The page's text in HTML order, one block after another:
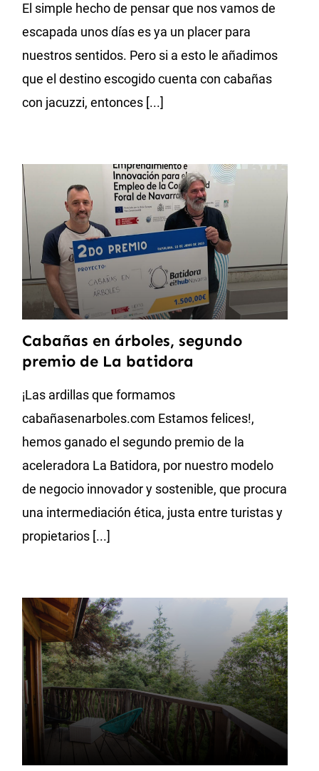
El simple hecho de pensar que nos vamos de
escapada unos días es ya un placer para
nuestros sentidos. Pero si a esto le añadimos
que el destino escogido cuenta con cabañas
con jacuzzi, entonces [...]
Cabañas en árboles, segundo
premio de La batidora
¡Las ardillas que formamos
cabañasenarboles.com Estamos felices!,
hemos ganado el segundo premio de la
aceleradora La Batidora, por nuestro modelo
de negocio innovador y sostenible, que procura
una intermediación ética, justa entre turistas y
propietarios [...]